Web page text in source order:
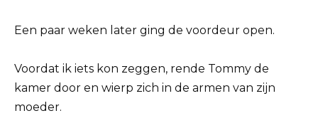
Een paar weken later ging de voordeur open.
Voordat ik iets kon zeggen, rende Tommy de
kamer door en wierp zich in de armen van zijn
moeder.